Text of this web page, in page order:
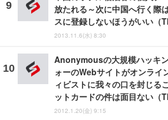
放たれる～次に中国へ行く際
スに登録しないほうがいい（
2013.11.6(水) 8:30
Anonymousの大規模ハッキ
ォーのWebサイトがオンライ
ィビストに我々の口を封じる
ットカードの件は面目ない（
2012.1.20(金) 9:15